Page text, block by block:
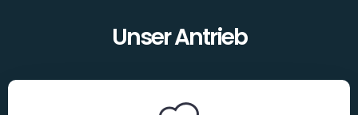
Unser Antrieb